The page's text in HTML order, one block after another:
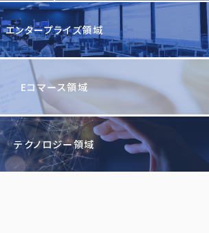
エンタープライズ領域
Eコマース領域
テクノロジー領域